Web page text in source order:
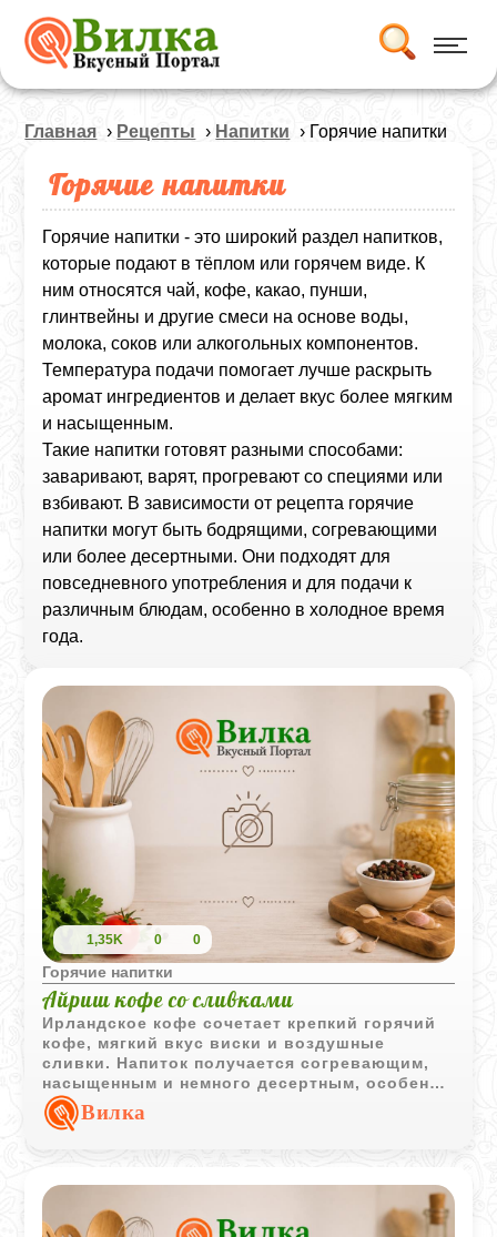
Главная › Рецепты › Напитки › Горячие напитки
Горячие напитки
Горячие напитки - это широкий раздел напитков,
которые подают в тёплом или горячем виде. К
ним относятся чай, кофе, какао, пунши,
глинтвейны и другие смеси на основе воды,
молока, соков или алкогольных компонентов.
Температура подачи помогает лучше раскрыть
аромат ингредиентов и делает вкус более мягким
и насыщенным.
Такие напитки готовят разными способами:
заваривают, варят, прогревают со специями или
взбивают. В зависимости от рецепта горячие
напитки могут быть бодрящими, согревающими
или более десертными. Они подходят для
повседневного употребления и для подачи к
различным блюдам, особенно в холодное время
года.
1,35K 0 0
Горячие напитки
Айриш кофе со сливками
Ирландское кофе сочетает крепкий горячий
кофе, мягкий вкус виски и воздушные
сливки. Напиток получается согревающим,
насыщенным и немного десертным, особенно
если подать его с хрустящим печеньем.
Вилка